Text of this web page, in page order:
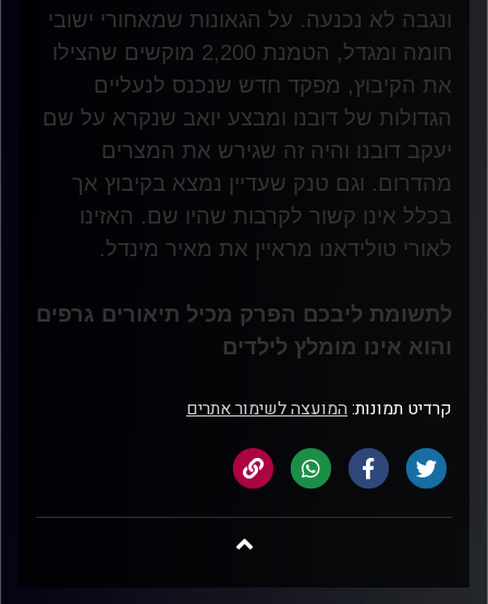
ונגבה לא נכנעה. על הגאונות שמאחורי ישובי
חומה ומגדל, הטמנת 2,200 מוקשים שהצילו
את הקיבוץ, מפקד חדש שנכנס לנעליים
הגדולות של דובנו ומבצע יואב שנקרא על שם
יעקב דובנו והיה זה שגירש את המצרים
מהדרום. וגם טנק שעדיין נמצא בקיבוץ אך
בכלל אינו קשור לקרבות שהיו שם. האזינו
לאורי טולידאנו מראיין את מאיר מינדל.
לתשומת ליבכם הפרק מכיל תיאורים גרפים
והוא אינו מומלץ לילדים
קרדיט תמונות:המועצה לשימור אתרים